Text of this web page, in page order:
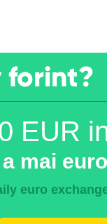
forint?
EUR
mai
euro